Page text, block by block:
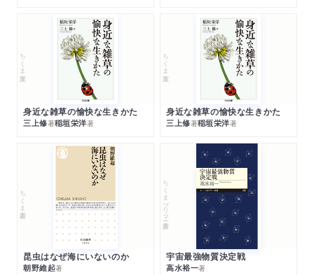
ちくま文庫
身近な雑草の愉快な生きかた
三上修著稲垣栄洋著
ちくま文庫
身近な雑草の愉快な生きかた
三上修著稲垣栄洋著
ちくま新書
昆虫はなぜ海にいないのか
朝野維起著
ちくまプリマー新書
宇宙最強物質決定戦
高水裕一著